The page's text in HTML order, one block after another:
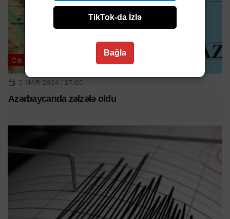
Ölkə
5 MAR 2024 | 17:00
Azərbaycanda zəlzələ oldu
TikTok-da İzlə
Bağla